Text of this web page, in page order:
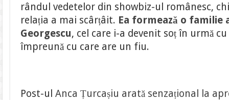
rândul vedetelor din showbiz-ul românesc,
relația a mai scârțâit. Ea formează o familie
Georgescu, cel care i-a devenit soț în urmă
împreună cu care are un fiu.
Post-ulAnca Țurcașiu arată senzațional la